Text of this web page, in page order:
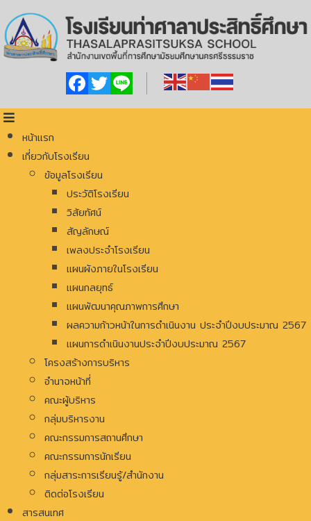
Facebook
Twitter
Line
หน้าแรก
เกี่ยวกับโรงเรียน
ข้อมูลโรงเรียน
ประวัติโรงเรียน
วิสัยทัศน์
สัญลักษณ์
เพลงประจำโรงเรียน
แผนผังภายในโรงเรียน
แผนกลยุทธ์
แผนพัฒนาคุณภาพการศึกษา
ผลความก้าวหน้าในการดำเนินงาน ประจำปีงบประมาณ 2567
แผนการดำเนินงานประจำปีงบประมาณ 2567
โครงสร้างการบริหาร
อํานาจหน้าที่
คณะผู้บริหาร
กลุ่มบริหารงาน
คณะกรรมการสถานศึกษา
คณะกรรมการนักเรียน
กลุ่มสาระการเรียนรู้/สำนักงาน
ติดต่อโรงเรียน
สารสนเทศ